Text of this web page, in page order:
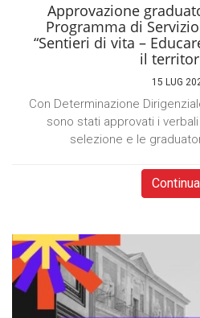
Approvazione
Programma di
“Sentieri di vita –
il
15 LUG
Con Determinazione
sono stati approvati i
selezione e le
Continua